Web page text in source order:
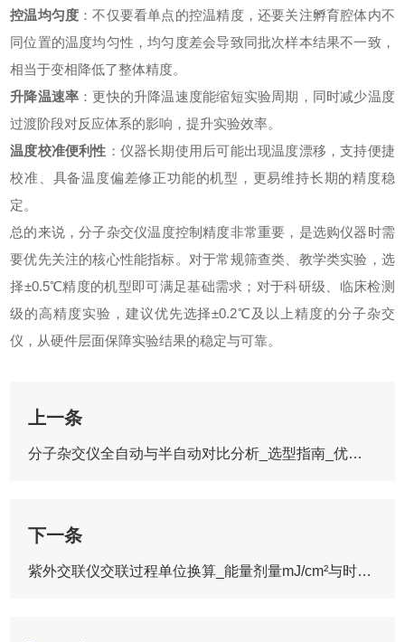
控温均匀度 ：不仅要看单点的控温精度，还要关注孵育腔体内不
同位置的温度均匀性，均匀度差会导致同批次样本结果不一致，
相当于变相降低了整体精度。
升降温速率 ：更快的升降温速度能缩短实验周期，同时减少温度
过渡阶段对反应体系的影响，提升实验效率。
温度校准便利性 ：仪器长期使用后可能出现温度漂移，支持便捷
校准、具备温度偏差修正功能的机型，更易维持长期的精度稳
定。
总的来说，分子杂交仪温度控制精度非常重要，是选购仪器时需
要优先关注的核心性能指标。对于常规筛查类、教学类实验，选
择±0.5℃精度的机型即可满足基础需求；对于科研级、临床检测
级的高精度实验，建议优先选择±0.2℃及以上精度的分子杂交
仪 ，从硬件层面保障实验结果的稳定与可靠。
上一条
分子杂交仪全自动与半自动对比分析_选型指南_优缺点详解
下一条
紫外交联仪交联过程单位换算_能量剂量mJ/cm²与时间秒数计算方法